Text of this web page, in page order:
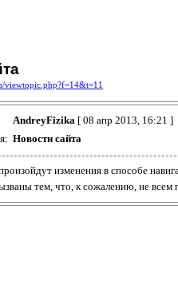
viewtopic.php?f=14&t=11
AndreyFizika [ 08 апр 2013, 16:21 ]
Новости сайта
изменения в способе
тем, что, к сожалению, не всем